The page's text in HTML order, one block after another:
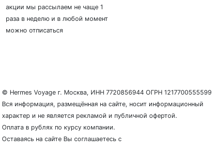
© Hermes Voyage г. Москва, ИНН 7720856944 ОГРН 1217700555599
Вся информация, размещённая на сайте, носит информационный
характер и не является рекламой и публичной офертой.
Оплата в рублях по курсу компании.
Оставаясь на сайте Вы соглашаетесь с
акции мы рассылаем не чаще 1
раза в неделю и в любой момент
можно отписаться